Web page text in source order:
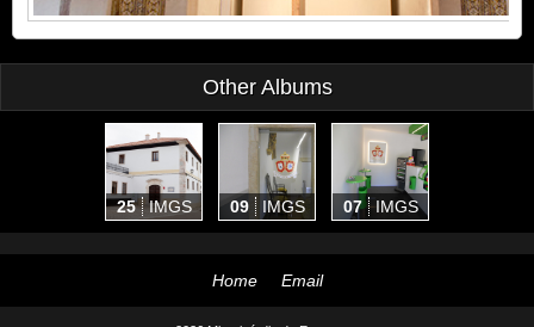
Other Albums
25 IMGS 09 IMGS 07 IMGS
Home Email